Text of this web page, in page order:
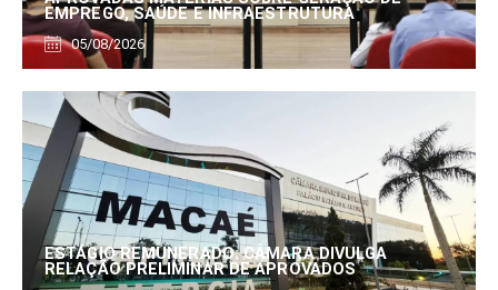
EMPREGO, SAÚDE E INFRAESTRUTURA
05/08/2026
ESTÁGIO REMUNERADO: CÂMARA DIVULGA
RELAÇÃO PRELIMINAR DE APROVADOS